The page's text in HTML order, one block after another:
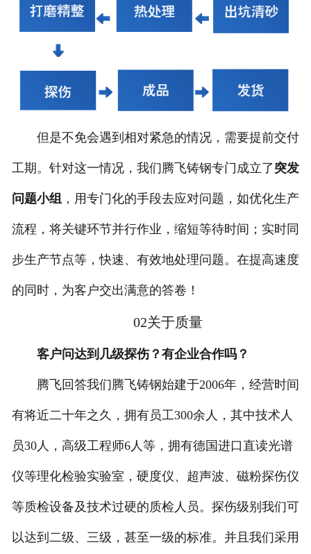
但是不免会遇到相对紧急的情况，需要提前交付
工期。针对这一情况，我们腾飞铸钢专门成立了突发
问题小组 ，用专门化的手段去应对问题，如优化生产
流程，将关键环节并行作业，缩短等待时间；实时同
步生产节点等，快速、有效地处理问题。在提高速度
的同时，为客户交出满意的答卷！
02关于质量
客户问达到几级探伤？有企业合作吗？
腾飞回答我们腾飞铸钢始建于2006年，经营时间
有将近二十年之久，拥有员工300余人，其中技术人
员30人，高级工程师6人等，拥有德国进口直读光谱
仪等理化检验实验室，硬度仪、超声波、磁粉探伤仪
等质检设备及技术过硬的质检人员。探伤级别我们可
以达到二级、三级，甚至一级的标准。并且我们采用